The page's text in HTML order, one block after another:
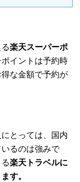
楽天スーパーポ
イントは予約時
な金額で予約が
とっては、国内
るのは強みで
楽天トラベルに
す。